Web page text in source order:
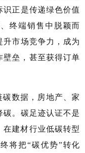
正是传递绿色价值
终端销售中脱颖而
市场竞争力，成为
壁垒，甚至获得订单
数据，房地产、家
碳。碳足迹认证不是
在建材行业低碳转型
将把“碳优势”转化